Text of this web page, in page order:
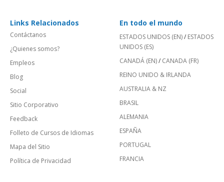
Links Relacionados
Contáctanos
¿Quienes somos?
Empleos
Blog
Social
Sitio Corporativo
Feedback
Folleto de Cursos de Idiomas
Mapa del Sitio
Política de Privacidad
En todo el mundo
ESTADOS UNIDOS (EN)/ ESTADOS
UNIDOS (ES)
CANADÁ (EN)/ CANADA (FR)
REINO UNIDO & IRLANDA
AUSTRALIA & NZ
BRASIL
ALEMANIA
ESPAÑA
PORTUGAL
FRANCIA